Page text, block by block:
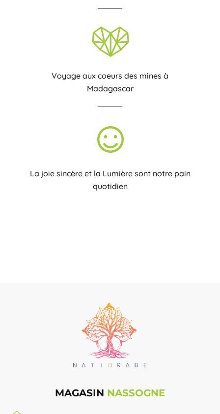
Voyage aux coeurs des mines à
Madagascar
La joie sincère et la Lumière sont notre pain
quotidien
MAGASIN NASSOGNE